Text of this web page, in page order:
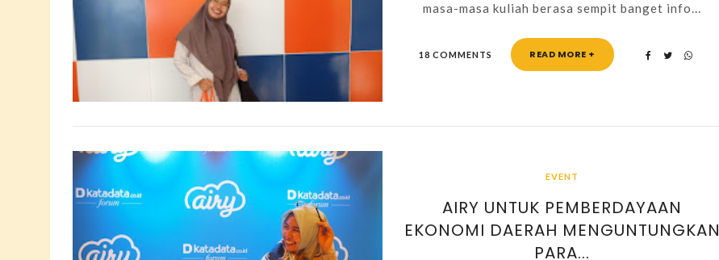
masa-masa kuliah berasa sempit banget info...
18 COMMENTS READ MORE +
EVENT
AIRY UNTUK PEMBERDAYAAN
EKONOMI DAERAH MENGUNTUNGKAN
PARA...